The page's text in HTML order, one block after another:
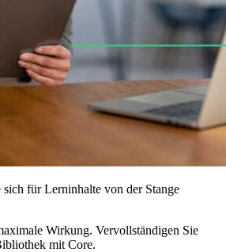
sich für Lerninhalte von der Stange
Wirkung. Vervollständigen Sie
mit Core.